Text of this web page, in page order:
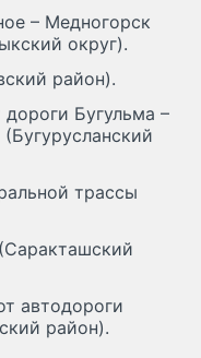
– Медногорск
округ).
район).
Бугульма –
трассы
автодороги
район).